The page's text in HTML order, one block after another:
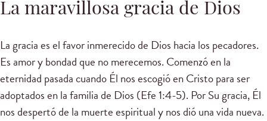
La maravillosa gracia de Dios
La gracia es el favor inmerecido de Dios hacia los pecadores.
Es amor y bondad que no merecemos. Comenzó en la
eternidad pasada cuando Él nos escogió en Cristo para ser
adoptados en la familia de Dios (Efe 1:4-5). Por Su gracia, Él
nos despertó de la muerte espiritual y nos dió una vida nueva.